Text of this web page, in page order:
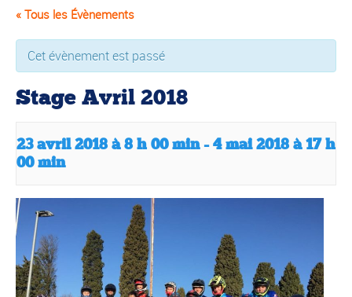
« Tous les Évènements
Cet évènement est passé
Stage Avril 2018
23 avril 2018 à 8 h 00 min-4 mai 2018 à 17 h
00 min